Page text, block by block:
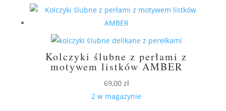
Kolczyki ślubne z perłami z
motywem listków AMBER
69,00 zł
2 w magazynie